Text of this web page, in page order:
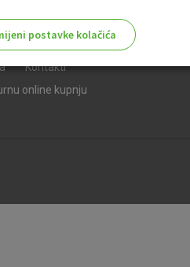
Kontakti
online kupnju
postavke kolačića